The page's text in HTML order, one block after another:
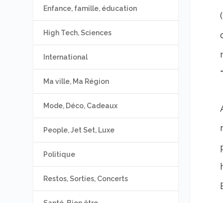
Enfance, famille, éducation
High Tech, Sciences
International
Ma ville, Ma Région
Mode, Déco, Cadeaux
People, Jet Set, Luxe
Politique
Restos, Sorties, Concerts